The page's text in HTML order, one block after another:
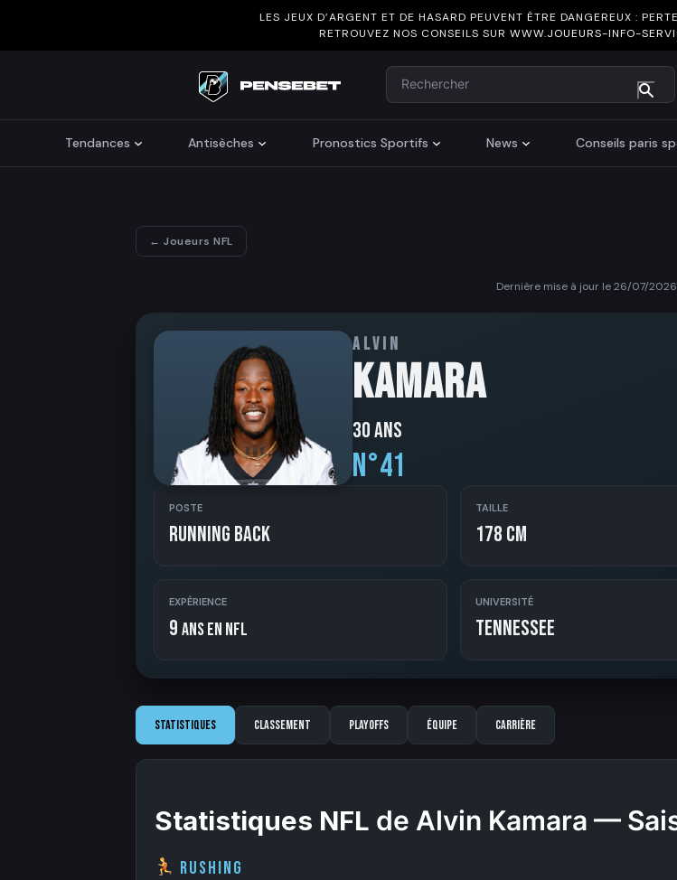
LES JEUX D’ARGENT ET DE HASARD PEUVENT ÊTRE DANGEREUX :
RETROUVEZ NOS CONSEILS SUR WWW.JOUEURS-INFO-
Rechercher
Search
Tendances Antisèches Pronostics Sportifs News Conseils paris
← Joueurs NFL
Dernière mise à jour le 26/07/2026
ALVIN
KAMARA
30 ans
N°41
POSTE
Running Back
TAILLE
178 cm
EXPÉRIENCE
9 ans en NFL
UNIVERSITÉ
Tennessee
Statistiques Classement Playoffs Équipe Carrière
Statistiques NFL de Alvin Kamara —
Rushing